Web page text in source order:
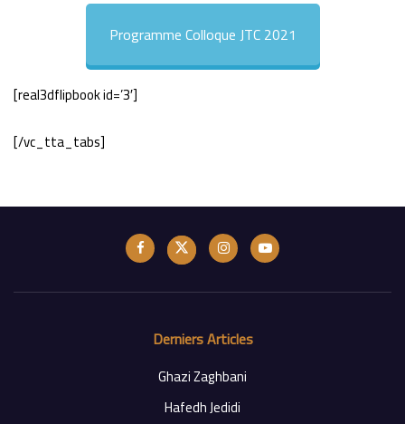
Programme Colloque JTC 2021
[real3dflipbook id=’3′]
[/vc_tta_tabs]
Derniers Articles
Ghazi Zaghbani
Hafedh Jedidi